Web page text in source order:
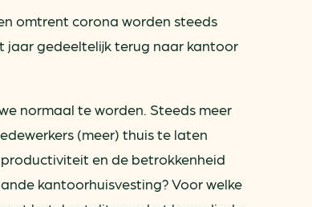
Autobrandstof besparen
Hergebruiken of recyclen van bijproducten
voor het MKB
omtrent corona worden steeds
jaar gedeeltelijk terug naar kantoor
normaal te worden. Steeds meer
(meer) thuis te laten
en de betrokkenheid
kantoorhuisvesting? Voor welke